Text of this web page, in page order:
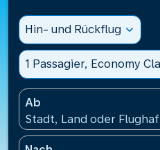
Hin- und Rückflug expand_more
1 Passagier, Economy
Ab
Stadt, Land oder